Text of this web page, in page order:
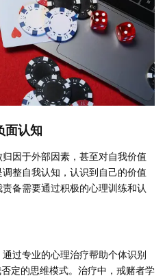
面认知
因于外部因素，甚至对自我价值
整自我认知，认识到自己的价值
备需要通过积极的心理训练和认
通过专业的心理治疗帮助个体识别
定的思维模式。治疗中，戒赌者学